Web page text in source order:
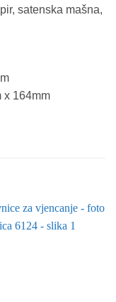
satenska mašna,
x 164mm